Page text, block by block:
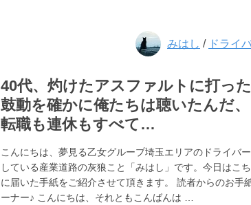
みはし / ドライ
40代、灼けたアスファルトに打った
鼓動を確かに俺たちは聴いたんだ、
転職も連休もすべて…
こんにちは、夢見る乙女グループ埼玉エリアのドライバ
している産業道路の灰狼こと「みはし」です。今日はこ
に届いた手紙をご紹介させて頂きます。 読者からのお手
ーナー♪ こんにちは、それともこんばんは …